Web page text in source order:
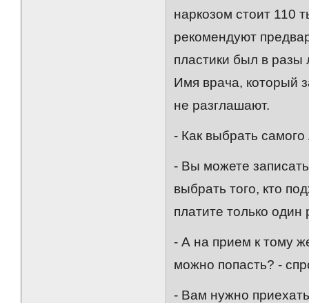
наркозом стоит 110
рекомендуют
пластики был в разы
Имя врача, который
не разглашают.
- Как выбрать
- Вы можете
выбрать того, кто
платите только один
- А на прием к тому
можно попасть? -
- Вам нужно